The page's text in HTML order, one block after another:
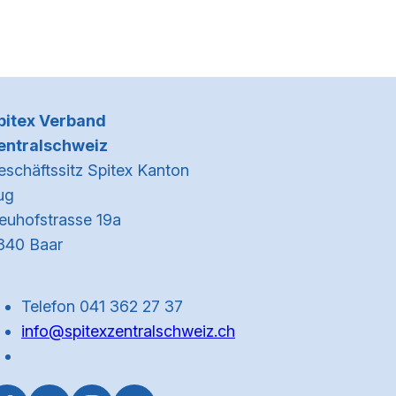
Verband
Spitex Kanton
19a
Baar
Telefon 041 362 27 37
info@spitexzentralschweiz.ch